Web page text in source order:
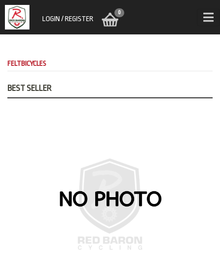
LOGIN / REGISTER
0
FELTBICYCLES
BEST SELLER